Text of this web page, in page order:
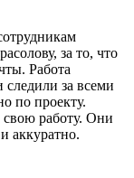
за то, что
Работа
за всеми
по проекту.
свою работу. Они
аккуратно.